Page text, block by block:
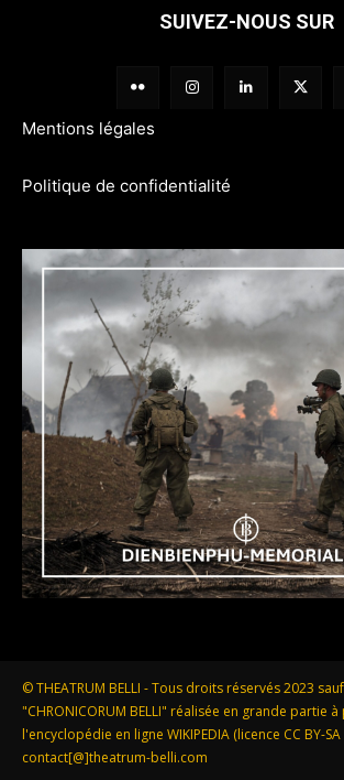
SUIVEZ-NOUS SUR
Mentions légales
Politique de confidentialité
© THEATRUM BELLI - Tous droits réservés 2023
"CHRONICORUM BELLI" réalisée en grande partie
l'encyclopédie en ligne WIKIPEDIA (licence CC BY-
contact[@]theatrum-belli.com